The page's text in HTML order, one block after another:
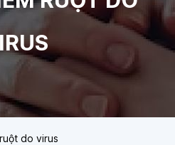
do virus